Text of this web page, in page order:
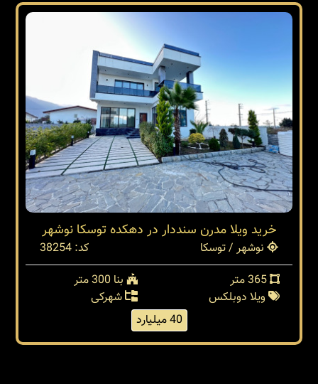
خرید ویلا مدرن سنددار در دهکده توسکا نوشهر
نوشهر / توسکا
کد: 38254
بنا 300 متر
ویلا دوبلکس
شهرکی
40 میلیارد